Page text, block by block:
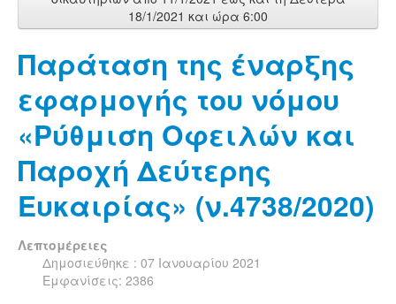
18/1/2021 και ώρα 6:00
Παράταση της έναρξης
εφαρμογής του νόμου
«Ρύθμιση Οφειλών και
Παροχή Δεύτερης
Ευκαιρίας» (ν.4738/2020)
Λεπτομέρειες
Δημοσιεύθηκε : 07 Ιανουαρίου 2021
Εμφανίσεις: 2386